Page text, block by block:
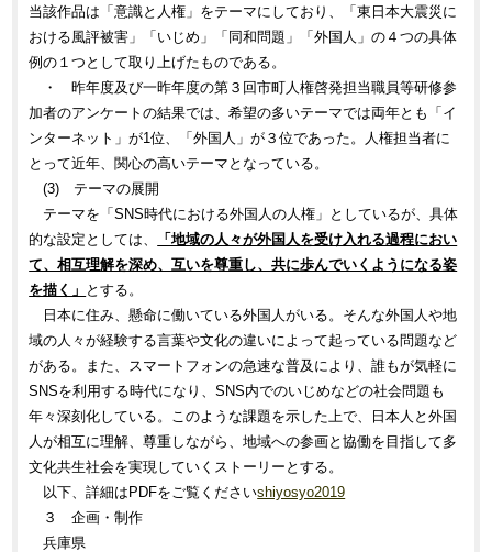
当該作品は「意識と人権」をテーマにしており、「東日本大震災に
おける風評被害」「いじめ」「同和問題」「外国人」の４つの具体
例の１つとして取り上げたものである。
・ 昨年度及び一昨年度の第３回市町人権啓発担当職員等研修参
加者のアンケートの結果では、希望の多いテーマでは両年とも「イ
ンターネット」が1位、「外国人」が３位であった。人権担当者に
とって近年、関心の高いテーマとなっている。
(3) テーマの展開
テーマを「SNS時代における外国人の人権」としているが、具体
的な設定としては、
「地域の人々が外国人を受け入れる過程におい
て、相互理解を深め、互いを尊重し、共に歩んでいくようになる姿
を描く」 とする。
日本に住み、懸命に働いている外国人がいる。そんな外国人や地
域の人々が経験する言葉や文化の違いによって起っている問題など
がある。また、スマートフォンの急速な普及により、誰もが気軽に
SNSを利用する時代になり、SNS内でのいじめなどの社会問題も
年々深刻化している。このような課題を示した上で、日本人と外国
人が相互に理解、尊重しながら、地域への参画と協働を目指して多
文化共生社会を実現していくストーリーとする。
以下、詳細はPDFをご覧くださいshiyosyo2019
３ 企画・制作
兵庫県